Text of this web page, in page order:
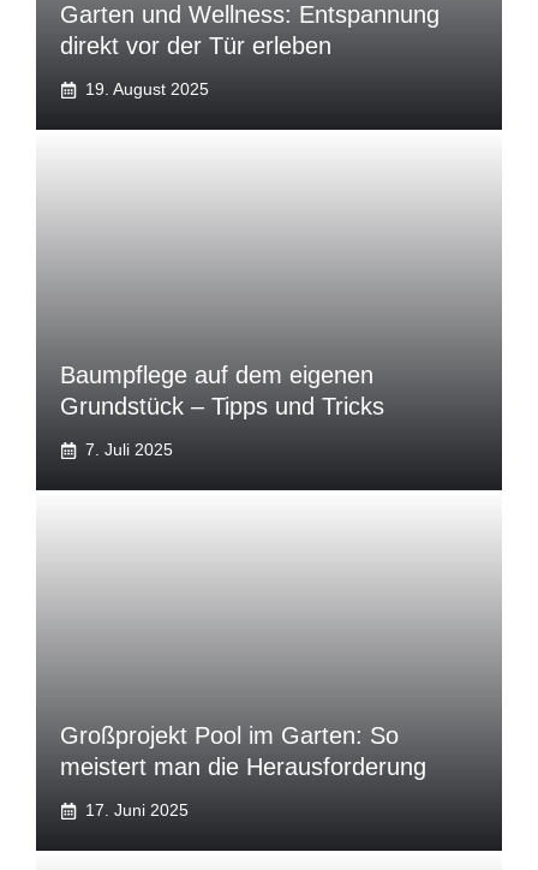
Garten und Wellness: Entspannung
direkt vor der Tür erleben
19. August 2025
Baumpflege auf dem eigenen
Grundstück – Tipps und Tricks
7. Juli 2025
Großprojekt Pool im Garten: So
meistert man die Herausforderung
17. Juni 2025